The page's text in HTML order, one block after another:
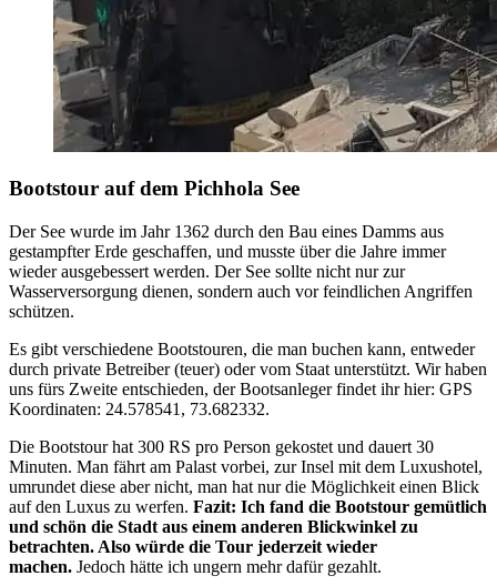
Bootstour auf dem Pichhola See
Der See wurde im Jahr 1362 durch den Bau eines Damms aus
gestampfter Erde geschaffen, und musste über die Jahre immer
wieder ausgebessert werden. Der See sollte nicht nur zur
Wasserversorgung dienen, sondern auch vor feindlichen Angriffen
schützen.
Es gibt verschiedene Bootstouren, die man buchen kann, entweder
durch private Betreiber (teuer) oder vom Staat unterstützt. Wir haben
uns fürs Zweite entschieden, der Bootsanleger findet ihr hier: GPS
Koordinaten: 24.578541, 73.682332.
Die Bootstour hat 300 RS pro Person gekostet und dauert 30
Minuten. Man fährt am Palast vorbei, zur Insel mit dem Luxushotel,
umrundet diese aber nicht, man hat nur die Möglichkeit einen Blick
auf den Luxus zu werfen. Fazit: Ich fand die Bootstour gemütlich
und schön die Stadt aus einem anderen Blickwinkel zu
betrachten. Also würde die Tour jederzeit wieder
machen. Jedoch hätte ich ungern mehr dafür gezahlt.